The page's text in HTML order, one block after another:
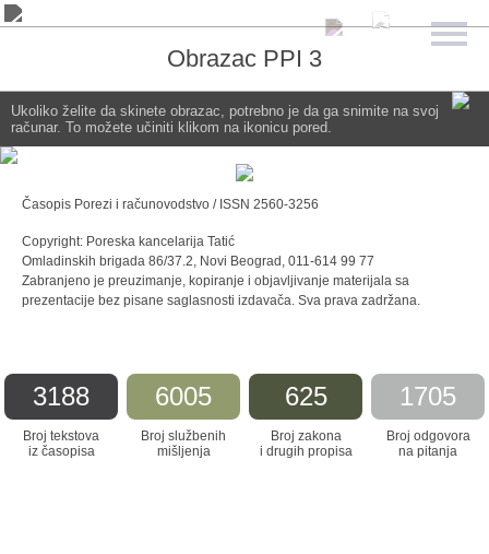
Obrazac PPI 3
Ukoliko želite da skinete obrazac, potrebno je da ga snimite na svoj
računar. To možete učiniti klikom na ikonicu pored.
Časopis Porezi i računovodstvo / ISSN 2560-3256
Copyright: Poreska kancelarija Tatić
Omladinskih brigada 86/37.2, Novi Beograd, 011-614 99 77
Zabranjeno je preuzimanje, kopiranje i objavljivanje materijala sa
prezentacije bez pisane saglasnosti izdavača. Sva prava zadržana.
3188
Broj tekstova
iz časopisa
6005
Broj službenih
mišljenja
625
Broj zakona
i drugih propisa
1705
Broj odgovora
na pitanja